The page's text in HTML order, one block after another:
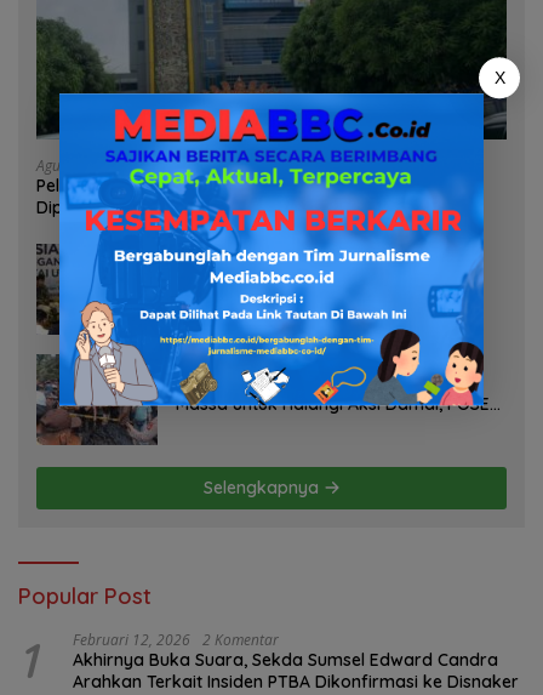
Agustus 7, 2026
Pelayanan Kinerja Dan Transparansi Sanksi P2TL PLN
Dipertanyakan, Upaya Konfirmasi GM PLN UID S2JB
Terkesan Tutup Mata
Agustus 7, 2026
Selamatkan Lahan Pertanian Brebes
dari Banjir, Kemendagri Dorong
Program FMNJP
Agustus 6, 2026
PT TDM Diduga Mobilisasi Ratusan
Massa untuk Halangi Aksi Damai, POSE
Selengkapnya
Popular Post
1 Februari 12, 2026 2 Komentar
Akhirnya Buka Suara, Sekda Sumsel Edward Candra
Arahkan Terkait Insiden PTBA Dikonfirmasi ke Disnaker
X